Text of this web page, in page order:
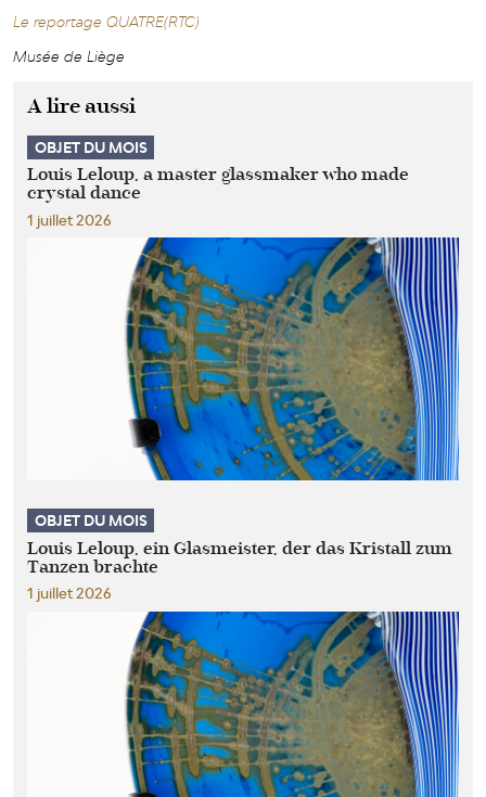
Le reportage QUATRE(RTC)
Musée de Liège
A lire aussi
OBJET DU MOIS
Louis Leloup, a master glassmaker who made
crystal dance
1 juillet 2026
OBJET DU MOIS
Louis Leloup, ein Glasmeister, der das Kristall zum
Tanzen brachte
1 juillet 2026